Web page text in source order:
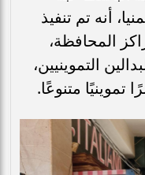
أنه تم تنفيذ
المحافظة،
التموينيين،